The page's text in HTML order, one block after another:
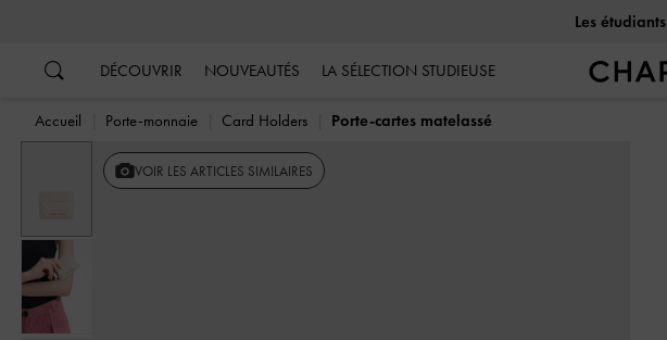
Les étudiants
DÉCOUVRIR NOUVEAUTÉS LA SÉLECTION STUDIEUSE
Accueil Porte-monnaie Card Holders Porte-cartes matelassé
VOIR LES ARTICLES SIMILAIRES